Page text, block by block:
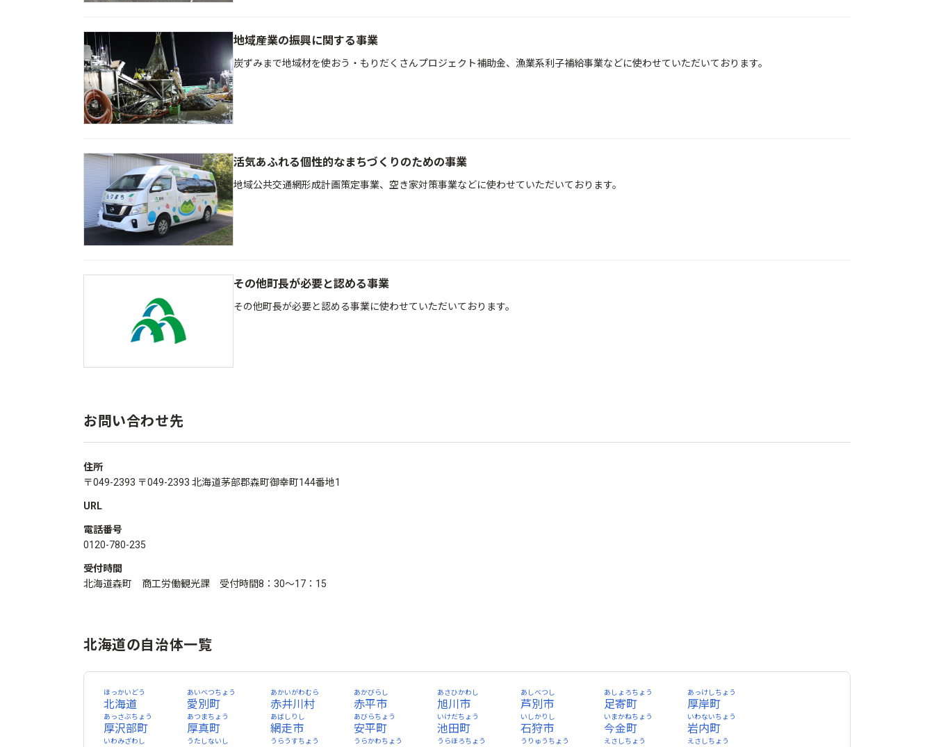
地域産業の振興に関する事業
炭ずみまで地域材を使おう・もりだくさんプロジェクト補助金、漁業系利子補給事業などに使わせていただいております。
活気あふれる個性的なまちづくりのための事業
地域公共交通網形成計画策定事業、空き家対策事業などに使わせていただいております。
その他町長が必要と認める事業
その他町長が必要と認める事業に使わせていただいております。
お問い合わせ先
住所
〒049-2393 〒049-2393 北海道茅部郡森町御幸町144番地1
URL
電話番号
0120-780-235
受付時間
北海道森町 商工労働観光課 受付時間8：30～17：15
北海道の自治体一覧
北海道
ほっかいどう
愛別町
あいベつちょう
赤井川村
あかいがわむら
赤平市
あかびらし
旭川市
あさひかわし
芦別市
あしべつし
足寄町
あしょろちょう
厚岸町
あっけしちょう
厚沢部町
あっさぶちょう
厚真町
あつまちょう
網走市
あばしりし
安平町
あびらちょう
池田町
いけだちょう
石狩市
いしかりし
今金町
いまかねちょう
岩内町
いわないちょう
いわみざわし うたしないし うらうすちょう うらかわちょう うらほろちょう うりゅうちょう えさしちょう えさしちょう